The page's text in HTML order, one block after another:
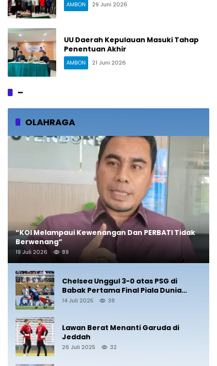
AMBON 29 Juni 2026
UU Daerah Kepulauan Masuki Tahap
Penentuan Akhir
AMBON 21 Juni 2026
–
OLAHRAGA
“KOI Melampaui Kewenangan Dan PERBATI Tidak
Berwenang”
19 Juli 2026 89
Chelsea Unggul 3-0 atas PSG di
Babak Pertama Final Piala Dunia
Antarklub 2025
14 Juli 2025 39
Lawan Berat Menanti Garuda di
Jeddah
26 Juli 2025 32